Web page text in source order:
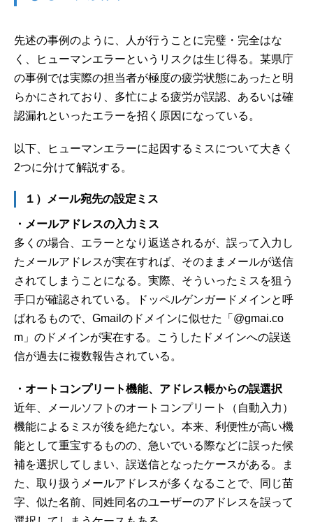
先述の事例のように、人が行うことに完璧・完全はな
く、ヒューマンエラーというリスクは生じ得る。某県庁
の事例では実際の担当者が極度の疲労状態にあったと明
らかにされており、多忙による疲労が誤認、あるいは確
認漏れといったエラーを招く原因になっている。
以下、ヒューマンエラーに起因するミスについて大きく
2つに分けて解説する。
１）メール宛先の設定ミス
・メールアドレスの入力ミス
多くの場合、エラーとなり返送されるが、誤って入力し
たメールアドレスが実在すれば、そのままメールが送信
されてしまうことになる。実際、そういったミスを狙う
手口が確認されている。ドッペルゲンガードメインと呼
ばれるもので、Gmailのドメインに似せた「@gmai.co
m」のドメインが実在する。こうしたドメインへの誤送
信が過去に複数報告されている。
・オートコンプリート機能、アドレス帳からの誤選択
近年、メールソフトのオートコンプリート（自動入力）
機能によるミスが後を絶たない。本来、利便性が高い機
能として重宝するものの、急いでいる際などに誤った候
補を選択してしまい、誤送信となったケースがある。ま
た、取り扱うメールアドレスが多くなることで、同じ苗
字、似た名前、同姓同名のユーザーのアドレスを誤って